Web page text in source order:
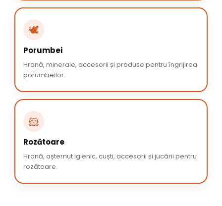
🕊️
Porumbei
Hrană, minerale, accesorii și produse pentru îngrijirea
porumbeilor.
🐹
Rozătoare
Hrană, așternut igienic, cuști, accesorii și jucării pentru
rozătoare.